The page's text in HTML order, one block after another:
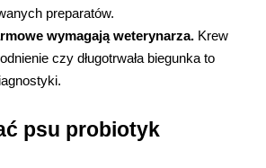
preparatów.
wymagają weterynarza. Krew
czy długotrwała biegunka to
psu probiotyk